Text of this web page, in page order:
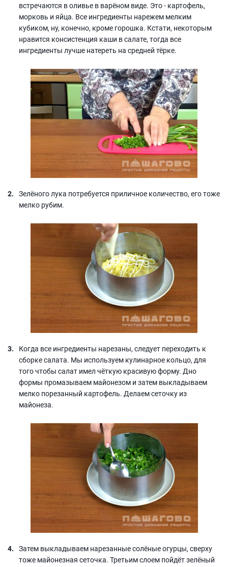
встречаются в оливье в варёном виде. Это - картофель,
морковь и яйца. Все ингредиенты нарежем мелким
кубиком, ну, конечно, кроме горошка. Кстати, некоторым
нравится консистенция каши в салате, тогда все
ингредиенты лучше натереть на средней тёрке.
Зелёного лука потребуется приличное количество, его тоже
мелко рубим.
Когда все ингредиенты нарезаны, следует переходить к
сборке салата. Мы используем кулинарное кольцо, для
того чтобы салат имел чёткую красивую форму. Дно
формы промазываем майонезом и затем выкладываем
мелко порезанный картофель. Делаем сеточку из
майонеза.
Затем выкладываем нарезанные солёные огурцы, сверху
тоже майонезная сеточка. Третьим слоем пойдёт зелёный